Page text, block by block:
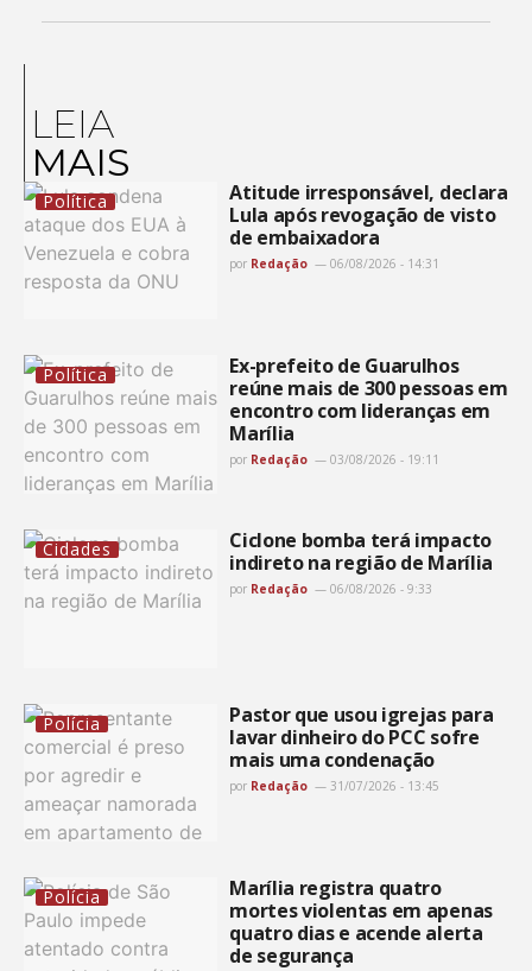
LEIA
MAIS
Política
Atitude irresponsável, declara
Lula após revogação de visto
de embaixadora
por Redação 06/08/2026 - 14:31
Política
Ex-prefeito de Guarulhos
reúne mais de 300 pessoas em
encontro com lideranças em
Marília
por Redação 03/08/2026 - 19:11
Cidades
Ciclone bomba terá impacto
indireto na região de Marília
por Redação 06/08/2026 - 9:33
Polícia
Pastor que usou igrejas para
lavar dinheiro do PCC sofre
mais uma condenação
por Redação 31/07/2026 - 13:45
Polícia
Marília registra quatro
mortes violentas em apenas
quatro dias e acende alerta
de segurança